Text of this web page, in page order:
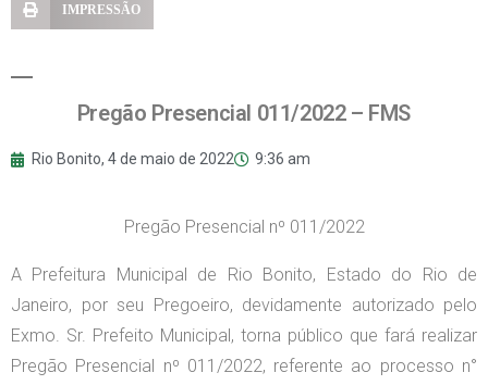
IMPRESSÃO
Pregão Presencial 011/2022 – FMS
Rio Bonito, 4 de maio de 2022 9:36 am
Pregão Presencial nº 011/2022
A Prefeitura Municipal de Rio Bonito, Estado do Rio de
Janeiro, por seu Pregoeiro, devidamente autorizado pelo
Exmo. Sr. Prefeito Municipal, torna público que fará realizar
Pregão Presencial nº 011/2022, referente ao processo n°